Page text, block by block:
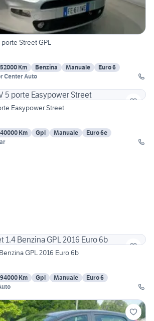
porte Street GPL
Km Benzina Manuale
Euro 6
Center Auto
Easypower Street
Km Gpl Manuale
Euro 6e
GPL 2016 Euro 6b
Km Gpl Manuale
Euro 6